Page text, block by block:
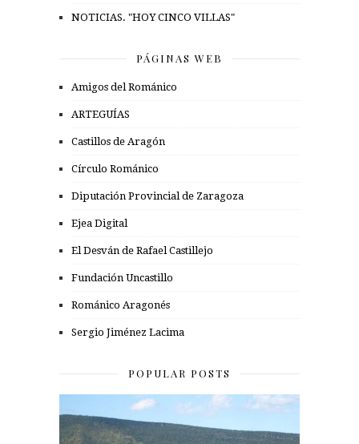
NOTICIAS. "HOY CINCO VILLAS"
PÁGINAS WEB
Amigos del Románico
ARTEGUÍAS
Castillos de Aragón
Círculo Románico
Diputación Provincial de Zaragoza
Ejea Digital
El Desván de Rafael Castillejo
Fundación Uncastillo
Románico Aragonés
Sergio Jiménez Lacima
POPULAR POSTS